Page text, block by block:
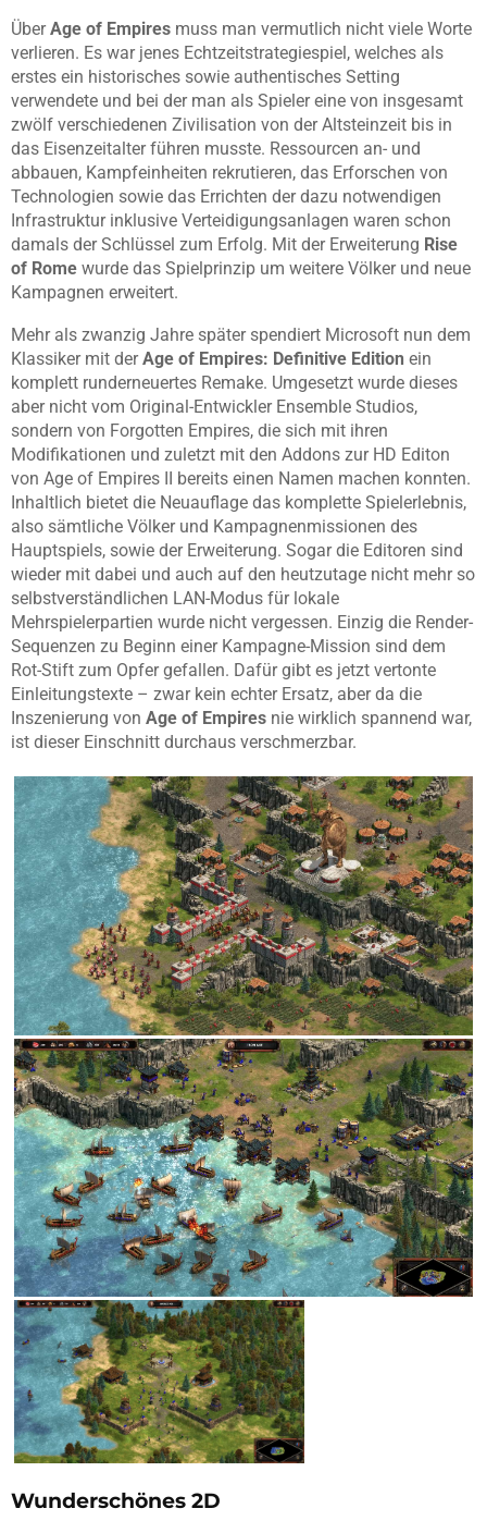
ÜberAge of Empires muss man vermutlich nicht viele Worte
verlieren. Es war jenes Echtzeitstrategiespiel, welches als
erstes ein historisches sowie authentisches Setting
verwendete und bei der man als Spieler eine von insgesamt
zwölf verschiedenen Zivilisation von der Altsteinzeit bis in
das Eisenzeitalter führen musste. Ressourcen an- und
abbauen, Kampfeinheiten rekrutieren, das Erforschen von
Technologien sowie das Errichten der dazu notwendigen
Infrastruktur inklusive Verteidigungsanlagen waren schon
damals der Schlüssel zum Erfolg. Mit der Erweiterung Rise
of Rome wurde das Spielprinzip um weitere Völker und neue
Kampagnen erweitert.
Mehr als zwanzig Jahre später spendiert Microsoft nun dem
Klassiker mit derAge of Empires: Definitive Edition ein
komplett runderneuertes Remake. Umgesetzt wurde dieses
aber nicht vom Original-Entwickler Ensemble Studios,
sondern von Forgotten Empires, die sich mit ihren
Modifikationen und zuletzt mit den Addons zur HD Editon
von Age of Empires II bereits einen Namen machen konnten.
Inhaltlich bietet die Neuauflage das komplette Spielerlebnis,
also sämtliche Völker und Kampagnenmissionen des
Hauptspiels, sowie der Erweiterung. Sogar die Editoren sind
wieder mit dabei und auch auf den heutzutage nicht mehr so
selbstverständlichen LAN-Modus für lokale
Mehrspielerpartien wurde nicht vergessen. Einzig die Render-
Sequenzen zu Beginn einer Kampagne-Mission sind dem
Rot-Stift zum Opfer gefallen. Dafür gibt es jetzt vertonte
Einleitungstexte – zwar kein echter Ersatz, aber da die
Inszenierung von Age of Empires nie wirklich spannend war,
ist dieser Einschnitt durchaus verschmerzbar.
Wunderschönes 2D